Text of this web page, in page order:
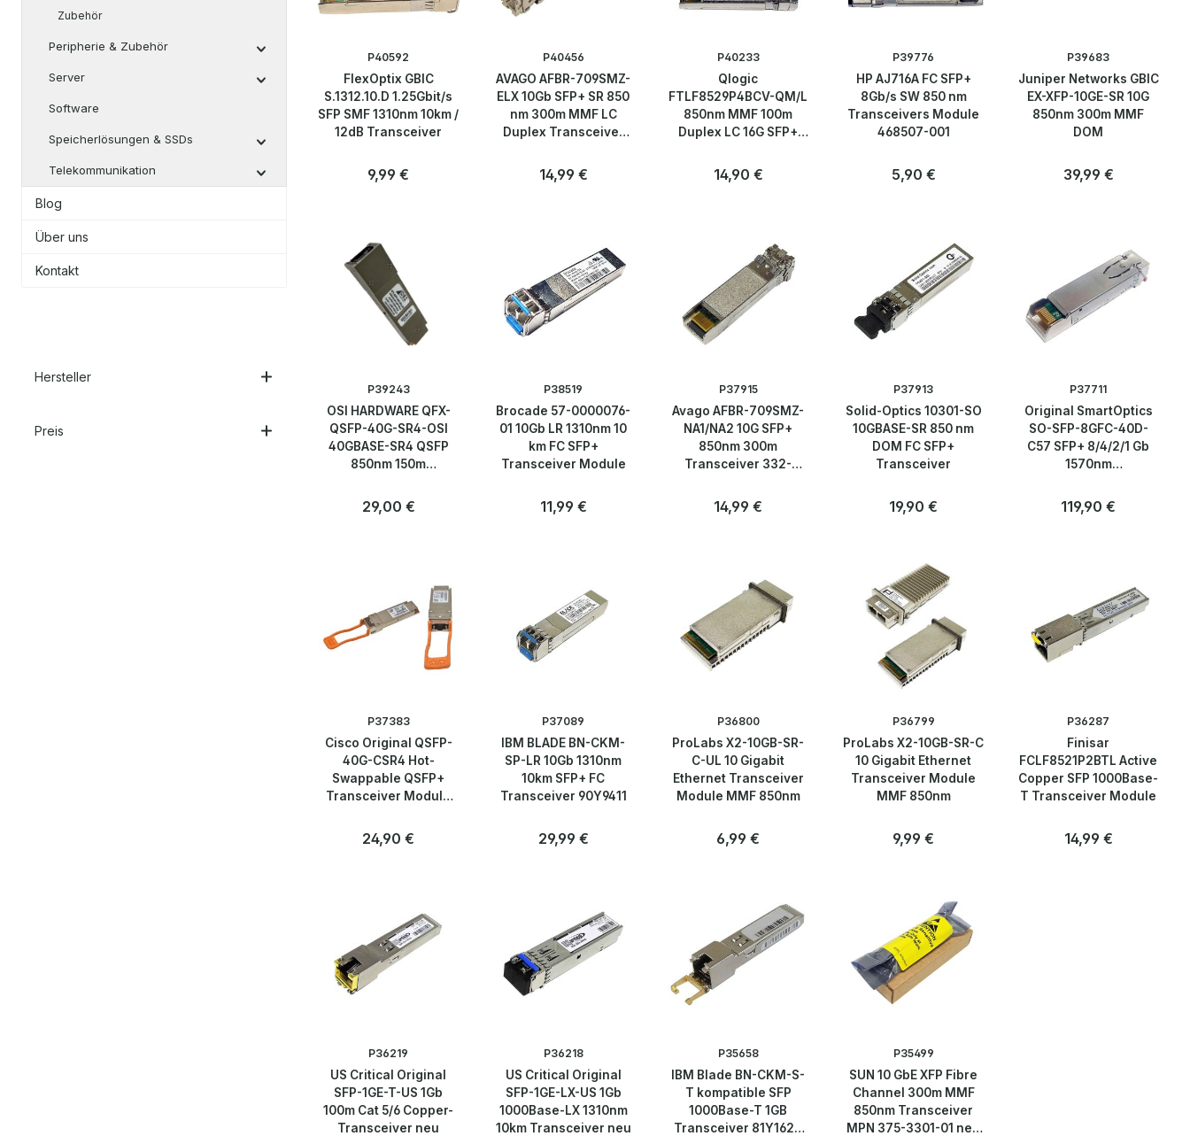
Zubehör
Peripherie & Zubehör
Server
Software
Speicherlösungen & SSDs
Telekommunikation
Blog
Über uns
Kontakt
Hersteller
Preis
P40592
FlexOptix GBIC
S.1312.10.D 1.25Gbit/s
SFP SMF 1310nm 10km /
12dB Transceiver
Regulärer Preis:
9,99 €
P40456
AVAGO AFBR-709SMZ-
ELX 10Gb SFP+ SR 850
nm 300m MMF LC
Duplex Transceiver
Regulärer Preis:
14,99 €
P40233
Qlogic
FTLF8529P4BCV-QM/L
850nm MMF 100m
Duplex LC 16G SFP+
Regulärer Preis:
14,90 €
P39776
HP AJ716A FC SFP+
8Gb/s SW 850 nm
Transceivers Module
468507-001
Regulärer Preis:
5,90 €
P39683
Juniper Networks GBIC
EX-XFP-10GE-SR 10G
850nm 300m MMF
DOM
Regulärer Preis:
39,99 €
P39243
OSI HARDWARE QFX-
QSFP-40G-SR4-OSI
40GBASE-SR4 QSFP
850nm 150m
Regulärer Preis:
29,00 €
P38519
Brocade 57-0000076-
01 10Gb LR 1310nm 10
km FC SFP+
Transceiver Module
Regulärer Preis:
11,99 €
P37915
Avago AFBR-709SMZ-
NA1/NA2 10G SFP+
850nm 300m
Transceiver 332-
Regulärer Preis:
14,99 €
P37913
Solid-Optics 10301-SO
10GBASE-SR 850 nm
DOM FC SFP+
Transceiver
Regulärer Preis:
19,90 €
P37711
Original SmartOptics
SO-SFP-8GFC-40D-
C57 SFP+ 8/4/2/1 Gb
1570nm
Regulärer Preis:
119,90 €
P37383
Cisco Original QSFP-
40G-CSR4 Hot-
Swappable QSFP+
Transceiver Module
Regulärer Preis:
24,90 €
P37089
IBM BLADE BN-CKM-
SP-LR 10Gb 1310nm
10km SFP+ FC
Transceiver 90Y9411
Regulärer Preis:
29,99 €
P36800
ProLabs X2-10GB-SR-
C-UL 10 Gigabit
Ethernet Transceiver
Module MMF 850nm
Regulärer Preis:
6,99 €
P36799
ProLabs X2-10GB-SR-C
10 Gigabit Ethernet
Transceiver Module
MMF 850nm
Regulärer Preis:
9,99 €
P36287
Finisar
FCLF8521P2BTL Active
Copper SFP 1000Base-
T Transceiver Module
Regulärer Preis:
14,99 €
P36219
US Critical Original
SFP-1GE-T-US 1Gb
100m Cat 5/6 Copper-
Transceiver neu
P36218
US Critical Original
SFP-1GE-LX-US 1Gb
1000Base-LX 1310nm
10km Transceiver neu
P35658
IBM Blade BN-CKM-S-
T kompatible SFP
1000Base-T 1GB
Transceiver 81Y1620
P35499
SUN 10 GbE XFP Fibre
Channel 300m MMF
850nm Transceiver
MPN 375-3301-01 neu